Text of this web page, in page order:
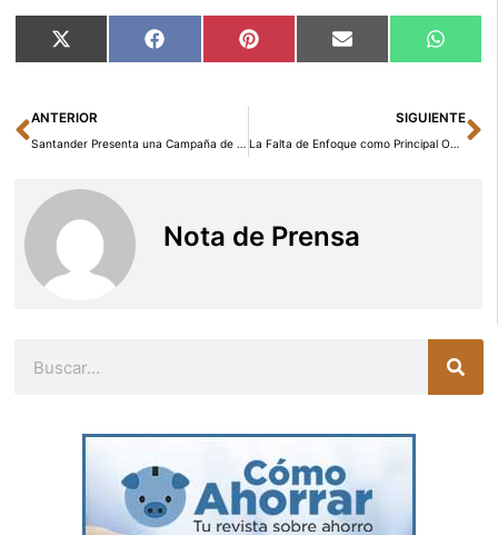
Compartir
en
X
(Twitter)
Compartir
en
Facebook Compartir
en
Pinterest Compartir
en
Email
en
Ant
ANTERIOR
Santander Presenta una Campaña de Captación de Nóminas con Incentivos de Hasta 840 Euros
SIGUIENTE
La Falta de Enfoque como Principal Obstáculo Según Javier Pérez de Leza
Nota de Prensa